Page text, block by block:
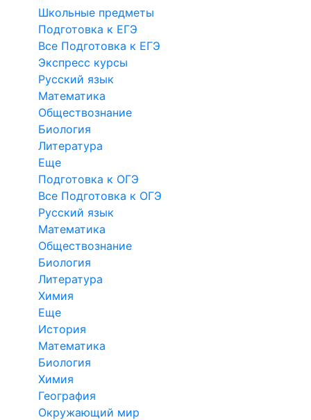
Школьные предметы
Подготовка к ЕГЭ
Все Подготовка к ЕГЭ
Экспресс курсы
Русский язык
Математика
Обществознание
Биология
Литература
Еще
Подготовка к ОГЭ
Все Подготовка к ОГЭ
Русский язык
Математика
Обществознание
Биология
Литература
Химия
Еще
История
Математика
Биология
Химия
География
Окружающий мир